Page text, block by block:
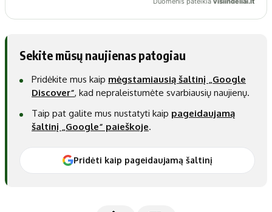
Sekite mūsų naujienas patogiau
Pridėkite mus kaip mėgstamiausią šaltinį „Google
Discover“, kad nepraleistumėte svarbiausių naujienų.
Taip pat galite mus nustatyti kaip pageidaujamą
šaltinį „Google“ paieškoje.
Pridėti kaip pageidaujamą šaltinį